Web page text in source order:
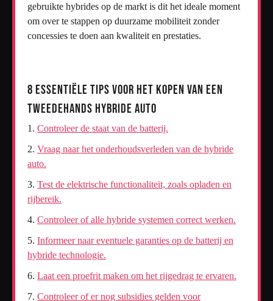
gebruikte hybrides op de markt is dit het ideale moment
om over te stappen op duurzame mobiliteit zonder
concessies te doen aan kwaliteit en prestaties.
8 Essentiële Tips voor het Kopen van een
Tweedehands Hybride Auto
Controleer de staat van de batterij.
Vraag naar het onderhoudsverleden van de hybride
auto.
Test de elektrische functionaliteit, zoals opladen en
rijbereik.
Controleer of alle hybride systemen correct werken.
Informeer naar eventuele garanties op de batterij en
hybride technologie.
Laat een proefrit maken om het rijgedrag te ervaren.
Controleer of er nog subsidies gelden voor